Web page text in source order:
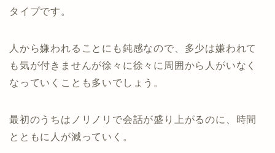
タイプです。
人から嫌われることにも鈍感なので、多少は嫌われて
も気が付きませんが徐々に徐々に周囲から人がいなく
なっていくことも多いでしょう。
最初のうちはノリノリで会話が盛り上がるのに、時間
とともに人が減っていく。